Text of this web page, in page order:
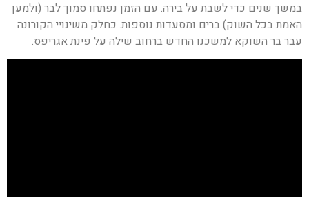
במשך שנים כדי לשבת על בירה. עם הזמן נפתחו סמוך לבר (ולמען
האמת בכל השוק) ברים ומסעדות נוספות. כחלק משינויי הקורונה
עבר בר השוקא למשכנו החדש ברחוב שילה על פינת אגריפס.